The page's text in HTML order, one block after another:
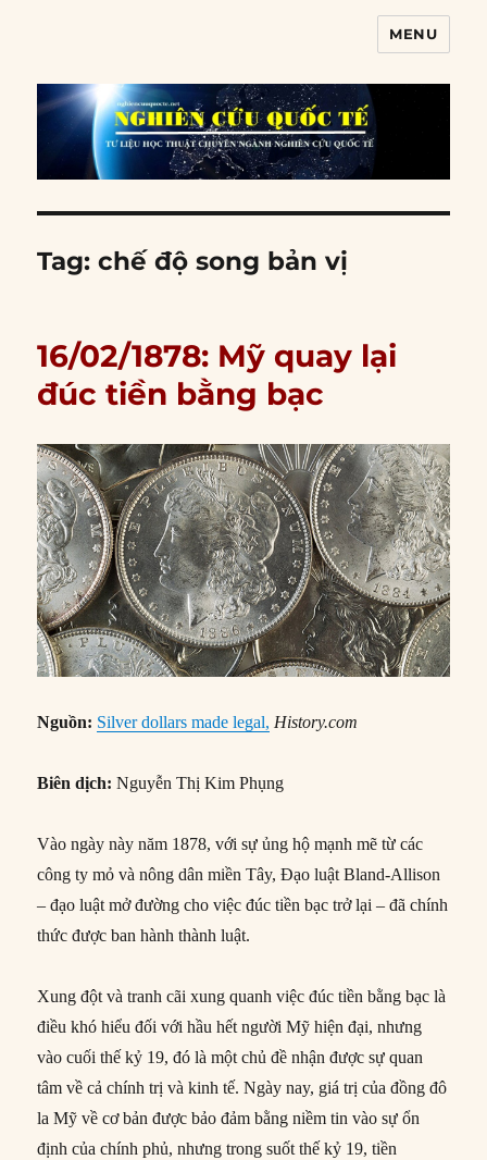
MENU
Tag:chế độ song bản vị
16/02/1878: Mỹ quay lại
đúc tiền bằng bạc
Nguồn: Silver dollars made legal, History.com
Biên dịch: Nguyễn Thị Kim Phụng
Vào ngày này năm 1878, với sự ủng hộ mạnh mẽ từ các
công ty mỏ và nông dân miền Tây, Đạo luật Bland-Allison
– đạo luật mở đường cho việc đúc tiền bạc trở lại – đã chính
thức được ban hành thành luật.
Xung đột và tranh cãi xung quanh việc đúc tiền bằng bạc là
điều khó hiểu đối với hầu hết người Mỹ hiện đại, nhưng
vào cuối thế kỷ 19, đó là một chủ đề nhận được sự quan
tâm về cả chính trị và kinh tế. Ngày nay, giá trị của đồng đô
la Mỹ về cơ bản được bảo đảm bằng niềm tin vào sự ổn
định của chính phủ, nhưng trong suốt thế kỷ 19, tiền